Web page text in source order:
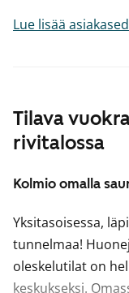
Tilava
rivitalossa
Kolmio omalla
Yksitasoisessa,
tunnelmaa!
oleskelutilat on
keskukseksi.
Lue lisää